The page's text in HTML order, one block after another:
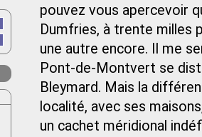
pouvez vous apercevoir
Dumfries, à trente milles
une autre encore. Il me
Pont-de-Montvert se
Bleymard. Mais la
localité, avec ses
un cachet méridional